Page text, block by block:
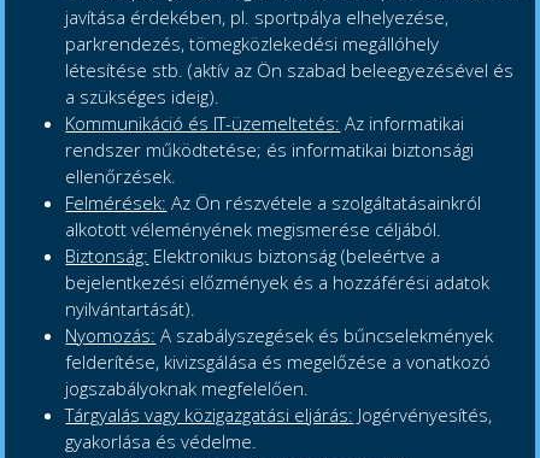
javítása érdekében, pl. sportpálya elhelyezése,
parkrendezés, tömegközlekedési megállóhely
létesítése stb. (aktív az Ön szabad beleegyezésével és
a szükséges ideig).
Kommunikáció és IT-üzemeltetés: Az informatikai
rendszer működtetése; és informatikai biztonsági
ellenőrzések.
Felmérések: Az Ön részvétele a szolgáltatásainkról
alkotott véleményének megismerése céljából.
Biztonság: Elektronikus biztonság (beleértve a
bejelentkezési előzmények és a hozzáférési adatok
nyilvántartását).
Nyomozás: A szabályszegések és bűncselekmények
felderítése, kivizsgálása és megelőzése a vonatkozó
jogszabályoknak megfelelően.
Tárgyalás vagy közigazgatási eljárás: Jogérvényesítés,
gyakorlása és védelme.